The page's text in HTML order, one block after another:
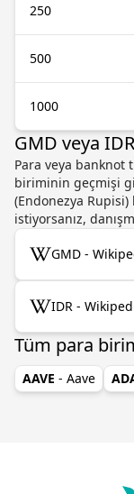
250
500
1000
GMD veya
Para veya banknot
biriminin geçmişi
(Endonezya
istiyorsanız,
GMD -
IDR -
Tüm para
AAVE - Aave